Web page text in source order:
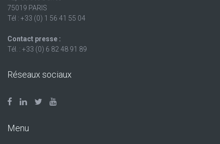
75019 PARIS
Tél : +33 (0) 1 56 41 55 04
Contact presse :
Tél. : +33 (0) 6 82 48 91 89
Réseaux sociaux
Menu